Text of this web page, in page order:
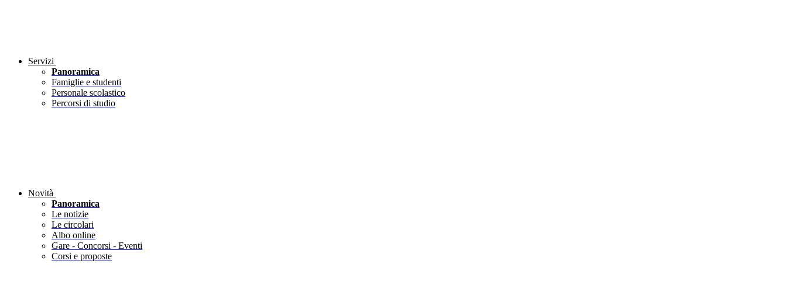
Servizi
Panoramica
Famiglie e studenti
Personale scolastico
Percorsi di studio
Novità
Panoramica
Le notizie
Le circolari
Albo online
Gare - Concorsi - Eventi
Corsi e proposte